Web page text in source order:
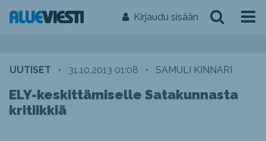
Kirjaudu sisään
UUTISET • 31.10.2013 01:08 • SAMULI KINNARI
ELY-keskittämiselle Satakunnasta
kritiikkiä